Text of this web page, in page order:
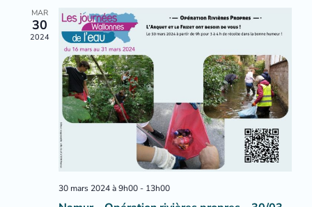
MAR
30
2024
30 mars 2024 à 9h00- 13h00